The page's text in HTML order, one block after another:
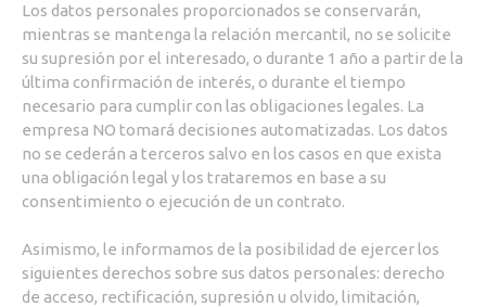
Los datos personales proporcionados se conservarán,
mientras se mantenga la relación mercantil, no se solicite
su supresión por el interesado, o durante 1 año a partir de la
última confirmación de interés, o durante el tiempo
necesario para cumplir con las obligaciones legales. La
empresa NO tomará decisiones automatizadas. Los datos
no se cederán a terceros salvo en los casos en que exista
una obligación legal y los trataremos en base a su
consentimiento o ejecución de un contrato.
Asimismo, le informamos de la posibilidad de ejercer los
siguientes derechos sobre sus datos personales: derecho
de acceso, rectificación, supresión u olvido, limitación,